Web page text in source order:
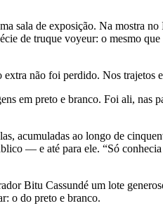
sala de exposição. Na mostra
de truque voyeur: o mesmo
não foi perdido. Nos trajetos
em preto e branco. Foi ali, nas
acumuladas ao longo de
— e até para ele. “Só
Bitu Cassundé um lote
o do preto e branco.